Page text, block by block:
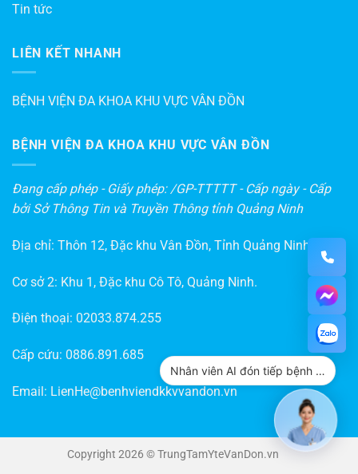
Tin tức
LIÊN KẾT NHANH
BỆNH VIỆN ĐA KHOA KHU VỰC VÂN ĐỒN
BỆNH VIỆN ĐA KHOA KHU VỰC VÂN ĐỒN
Đang cấp phép - Giấy phép: /GP-TTTTT - Cấp ngày - Cấp
bởi Sở Thông Tin và Truyền Thông tỉnh Quảng Ninh
Địa chỉ: Thôn 12, Đặc khu Vân Đồn, Tỉnh Quảng Ninh
Cơ sở 2: Khu 1, Đặc khu Cô Tô, Quảng Ninh.
Điện thoại: 02033.874.255
Cấp cứu: 0886.891.685
Email: LienHe@benhviendkkvvandon.vn
Copyright 2026 © TrungTamYteVanDon.vn
Nhân viên AI đón tiếp bệnh nhân